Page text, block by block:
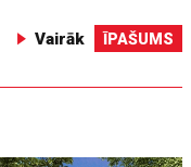
Vairāk ĪPAŠUMS